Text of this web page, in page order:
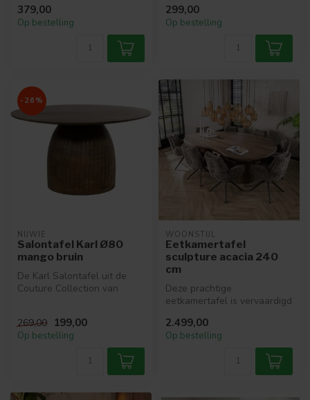
...
379,00
Op bestelling
299,00
Op bestelling
-26%
NIJWIE
Salontafel Karl Ø80
mango bruin
De Karl Salontafel uit de
Couture Collection van
269,00 199,00
Op bestelling
WOONSTIJL
Eetkamertafel
sculpture acacia 240
cm
Deze prachtige
eetkamertafel is vervaardigd
met een e...
2.499,00
Op bestelling